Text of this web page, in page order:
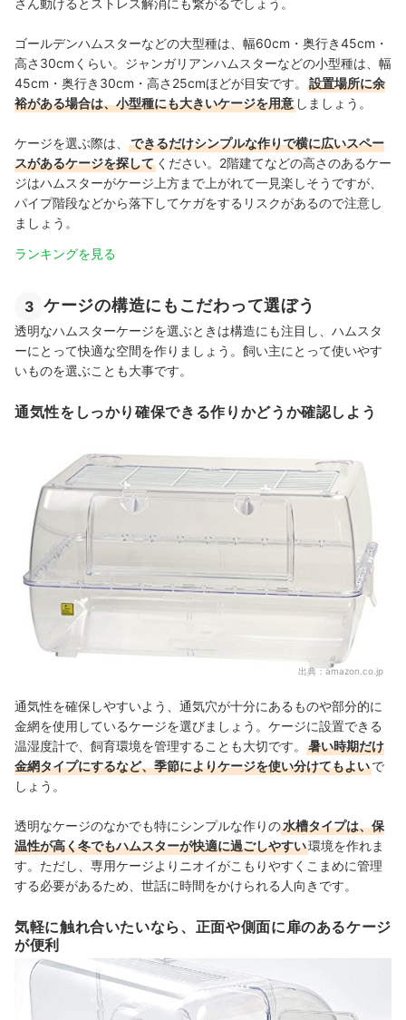
さん動けるとストレス解消にも繋がるでしょう。
ゴールデンハムスターなどの大型種は、幅60cm・奥行き45cm・
高さ30cmくらい。ジャンガリアンハムスターなどの小型種は、幅
45cm・奥行き30cm・高さ25cmほどが目安です。
設置場所に余
裕がある場合は、小型種にも大きいケージを用意 しましょう。
ケージを選ぶ際は、
できるだけシンプルな作りで横に広いスペー
スがあるケージを探して ください。2階建てなどの高さのあるケー
ジはハムスターがケージ上方まで上がれて一見楽しそうですが、
パイプ階段などから落下してケガをするリスクがあるので注意し
ましょう。
ランキングを見る
3 ケージの構造にもこだわって選ぼう
透明なハムスターケージを選ぶときは構造にも注目し、ハムスタ
ーにとって快適な空間を作りましょう。飼い主にとって使いやす
いものを選ぶことも大事です。
通気性をしっかり確保できる作りかどうか確認しよう
出典：amazon.co.jp
通気性を確保しやすいよう、通気穴が十分にあるものや部分的に
金網を使用しているケージを選びましょう。ケージに設置できる
温湿度計で、飼育環境を管理することも大切です。
暑い時期だけ
金網タイプにするなど、季節によりケージを使い分けてもよいで
しょう。
透明なケージのなかでも特にシンプルな作りの水槽タイプは、保
温性が高く冬でもハムスターが快適に過ごしやすい環境を作れま
す。ただし、専用ケージよりニオイがこもりやすくこまめに管理
する必要があるため、世話に時間をかけられる人向きです。
気軽に触れ合いたいなら、正面や側面に扉のあるケージ
が便利